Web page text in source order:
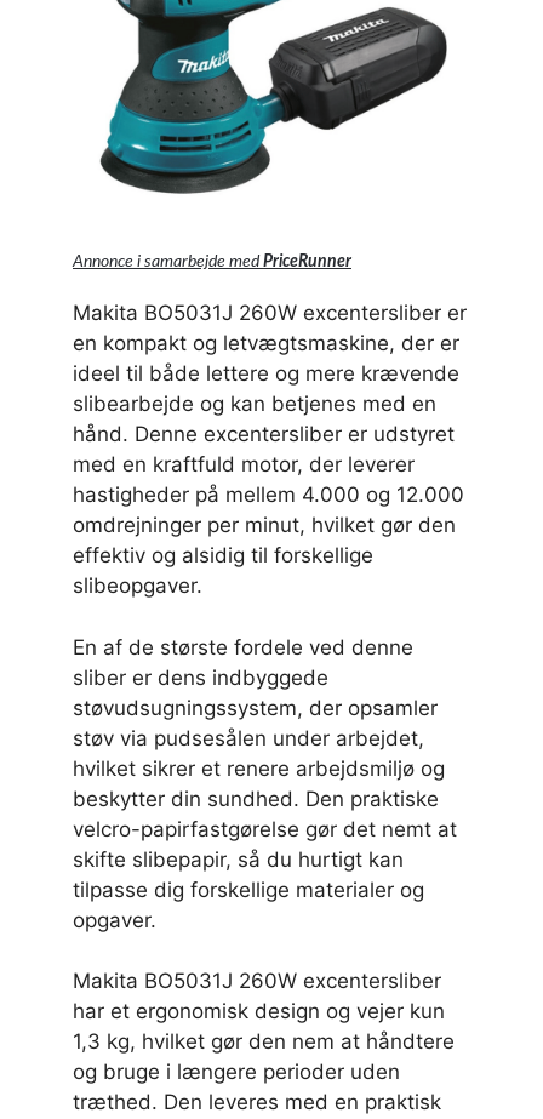
Annonce i samarbejde med PriceRunner
Makita BO5031J 260W excentersliber er
en kompakt og letvægtsmaskine, der er
ideel til både lettere og mere krævende
slibearbejde og kan betjenes med en
hånd. Denne excentersliber er udstyret
med en kraftfuld motor, der leverer
hastigheder på mellem 4.000 og 12.000
omdrejninger per minut, hvilket gør den
effektiv og alsidig til forskellige
slibeopgaver.
En af de største fordele ved denne
sliber er dens indbyggede
støvudsugningssystem, der opsamler
støv via pudsesålen under arbejdet,
hvilket sikrer et renere arbejdsmiljø og
beskytter din sundhed. Den praktiske
velcro-papirfastgørelse gør det nemt at
skifte slibepapir, så du hurtigt kan
tilpasse dig forskellige materialer og
opgaver.
Makita BO5031J 260W excentersliber
har et ergonomisk design og vejer kun
1,3 kg, hvilket gør den nem at håndtere
og bruge i længere perioder uden
træthed. Den leveres med en praktisk